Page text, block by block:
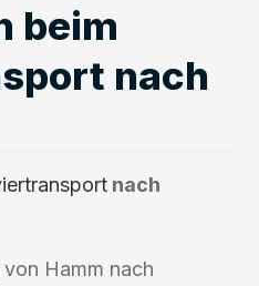
beim
nach
nach
Hamm nach